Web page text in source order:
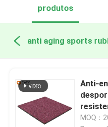
produtos
Anti-
MOQ：